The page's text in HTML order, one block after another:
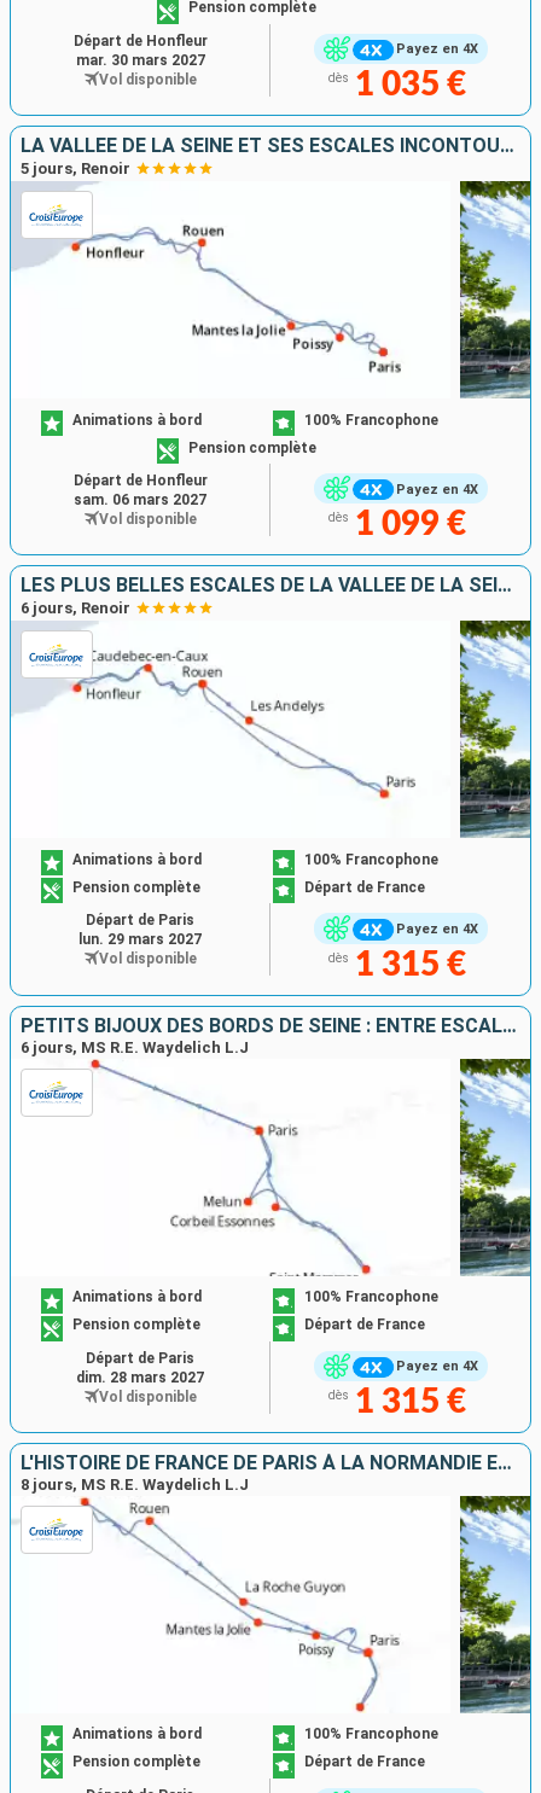
Payez en 4X
Pension complète
dès 1 035 €
Départ de Honfleur
mar. 30 mars 2027
Vol disponible
LA VALLÉE DE LA SEINE ET SES ESCALES INCONTOURNABLES
5 jours, Renoir
Payez en 4X
Animations à bord
100% Francophone
Pension complète
dès 1 099 €
Départ de Honfleur
sam. 06 mars 2027
Vol disponible
LES PLUS BELLES ESCALES DE LA VALLÉE DE LA SEINE
6 jours, Renoir
Payez en 4X
Animations à bord
100% Francophone
Pension complète
Départ de France
dès 1 315 €
Départ de Paris
lun. 29 mars 2027
Vol disponible
PETITS BIJOUX DES BORDS DE SEINE : ENTRE ESCALES BUCOLIQUES ET RIVES ROYALES
6 jours, MS R.E. Waydelich L.J
Payez en 4X
Animations à bord
100% Francophone
Pension complète
Départ de France
dès 1 315 €
Départ de Paris
dim. 28 mars 2027
Vol disponible
L'HISTOIRE DE FRANCE DE PARIS À LA NORMANDIE ENTRE PATRIMOINE, PAYSAGES ET NUANCE IMPRESSIONNISTE
8 jours, MS R.E. Waydelich L.J
Animations à bord
100% Francophone
Pension complète
Départ de France